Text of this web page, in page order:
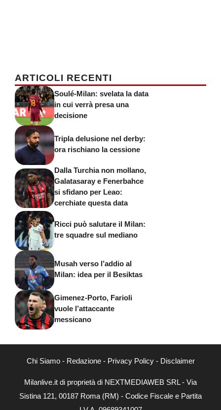
ARTICOLI RECENTI
Soulé-Milan: svelata la data
in cui verrà presa una
decisione
Tripla delusione nel derby:
ora rischiano la cessione
Dalla Turchia non mollano,
Galatasaray e Fenerbahce
si sfidano per Leao:
cerchiate questa data
Ricci può salutare il Milan:
tre squadre sul mediano
Musah verso l’addio al
Milan: idea per il Besiktas
Gimenez-Porto, Farioli
vuole l’attaccante
messicano
Chi Siamo- Redazione- Privacy Policy- Disclaimer
Milanlive.it di proprietà di NEXTMEDIAWEB SRL - Via
Sistina 121, 00187 Roma (RM) - Codice Fiscale e Partita